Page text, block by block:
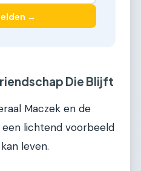
→
Die Blijft
Maczek en de
een lichtend voorbeeld
leven.